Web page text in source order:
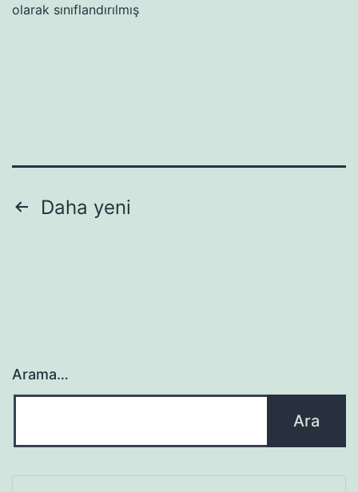
olarak sınıflandırılmış
YazıDaha yeni
Arama…